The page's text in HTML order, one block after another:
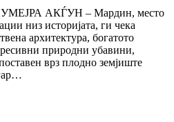
АКЃУН – Мардин, место
низ историјата, ги чека
архитектура, богатото
природни убавини,
врз плодно земјиште